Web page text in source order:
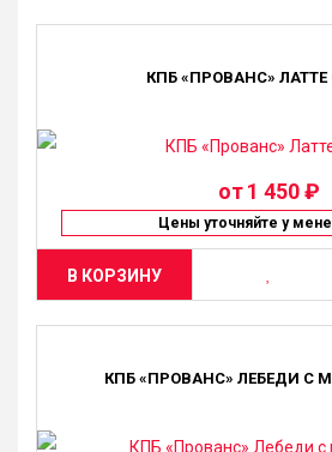
КПБ «ПРОВАНС»
от 1 450 ₽
Цены уточняйте у
В КОРЗИНУ
КПБ «ПРОВАНС» ЛЕБЕДИ С